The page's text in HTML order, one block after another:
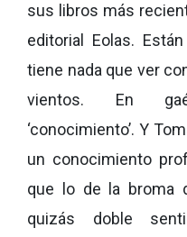
sus libros más
editorial Eolas.
tiene nada que ver
vientos. En
‘conocimiento’. Y
un conocimiento
que lo de la broma
quizás doble